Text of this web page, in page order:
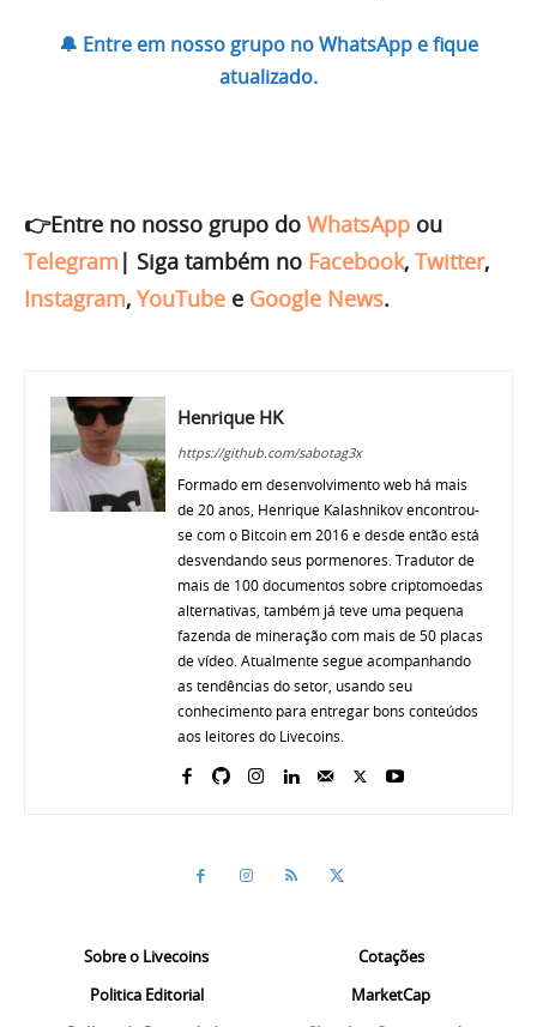
🔔 Entre em nosso grupo no WhatsApp e fique
atualizado.
👉Entre no nosso grupo do WhatsApp ou
Telegram | Siga também no Facebook, Twitter,
Instagram, YouTube e Google News.
Henrique HK
https://github.com/sabotag3x
Formado em desenvolvimento web há mais
de 20 anos, Henrique Kalashnikov encontrou-
se com o Bitcoin em 2016 e desde então está
desvendando seus pormenores. Tradutor de
mais de 100 documentos sobre criptomoedas
alternativas, também já teve uma pequena
fazenda de mineração com mais de 50 placas
de vídeo. Atualmente segue acompanhando
as tendências do setor, usando seu
conhecimento para entregar bons conteúdos
aos leitores do Livecoins.
Sobre o Livecoins
Politica Editorial
Cotações
MarketCap